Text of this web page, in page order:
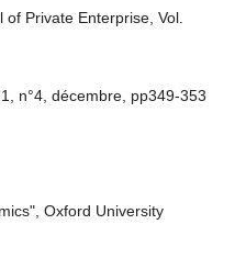
of Private Enterprise, Vol.
n°4, décembre, pp349-353
Oxford University